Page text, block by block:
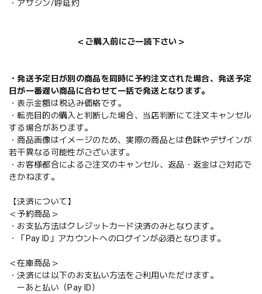
・アサシン/呼延灼
＜ご購入前にご一読下さい＞
・発送予定日が別の商品を同時に予約注文された場合、発送予定
日が一番遅い商品に合わせて一括で発送となります。
・表示金額は税込み価格です。
・転売目的の購入と判断した場合、当店判断にて注文キャンセル
する場合があります。
・商品画像はイメージのため、実際の商品とは色味やデザインが
若干異なる可能性がございます。
・お客様都合によるご注文のキャンセル、返品・返金はご対応で
きかねます。
【決済について】
＜予約商品＞
・お支払方法はクレジットカード決済のみとなります。
・「Pay ID」アカウントへのログインが必須となります。
＜在庫商品＞
・決済には以下のお支払い方法をご利用いただけます。
ーあと払い（Pay ID）